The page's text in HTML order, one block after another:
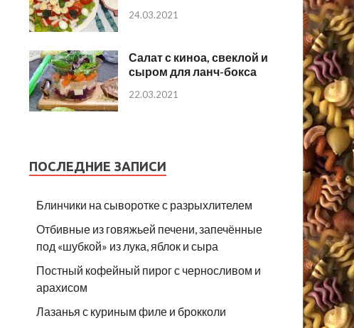
24.03.2021
Салат с киноа, свеклой и
сыром для ланч-бокса
22.03.2021
ПОСЛЕДНИЕ ЗАПИСИ
Блинчики на сыворотке с разрыхлителем
Отбивные из говяжьей печени, запечённые
под «шубкой» из лука, яблок и сыра
Постный кофейный пирог с черносливом и
арахисом
Лазанья с куриным филе и брокколи